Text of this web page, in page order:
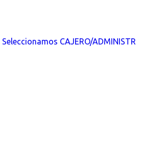
CAJERO/ADMINISTR